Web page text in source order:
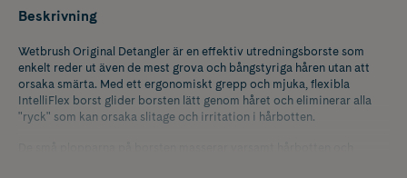
Beskrivning
Wetbrush Original Detangler är en effektiv utredningsborste som
enkelt reder ut även de mest grova och bångstyriga håren utan att
orsaka smärta. Med ett ergonomiskt grepp och mjuka, flexibla
IntelliFlex borst glider borsten lätt genom håret och eliminerar alla
"ryck" som kan orsaka slitage och irritation i hårbotten.